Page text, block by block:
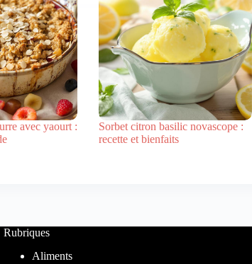
avec yaourt :
Sorbet citron basilic novascope :
recette et bienfaits
Rubriques
Aliments